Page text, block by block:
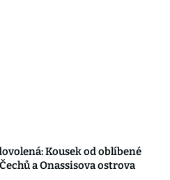
Kousek od oblíbené
a Onassisova ostrova